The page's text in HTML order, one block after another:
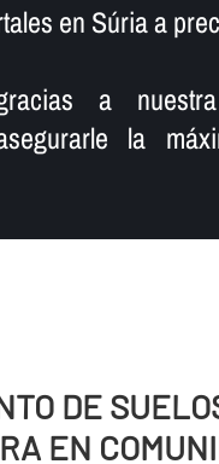
en Súria a
a
la
DE
EN